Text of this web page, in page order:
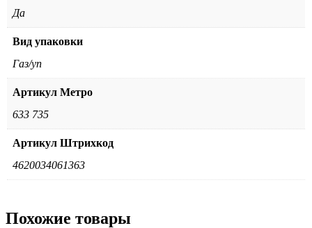
Да
Вид упаковки
Газ/уп
Артикул Метро
633 735
Артикул Штрихкод
4620034061363
Похожие товары